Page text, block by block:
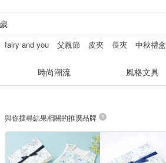
fairy and you 父親節 皮夾 長夾 中秋禮盒
時尚潮流 風格文具
與你搜尋結果相關的推廣品牌